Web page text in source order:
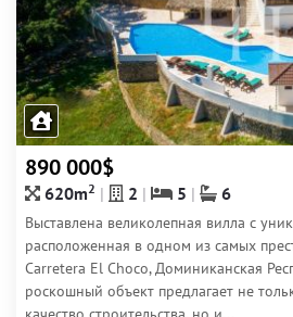
890 000$
620m2 2 5 6
Выставлена великолепная вилла с
расположенная в одном из самых
Carretera El Choco, Доминиканская
роскошный объект предлагает не